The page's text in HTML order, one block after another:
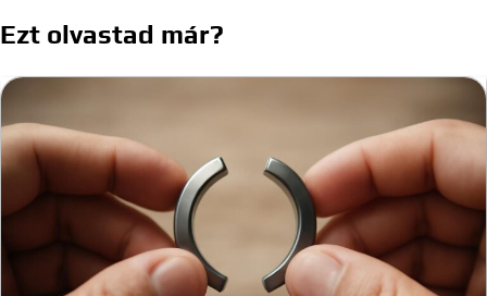
navigáció
Ezt olvastad már?